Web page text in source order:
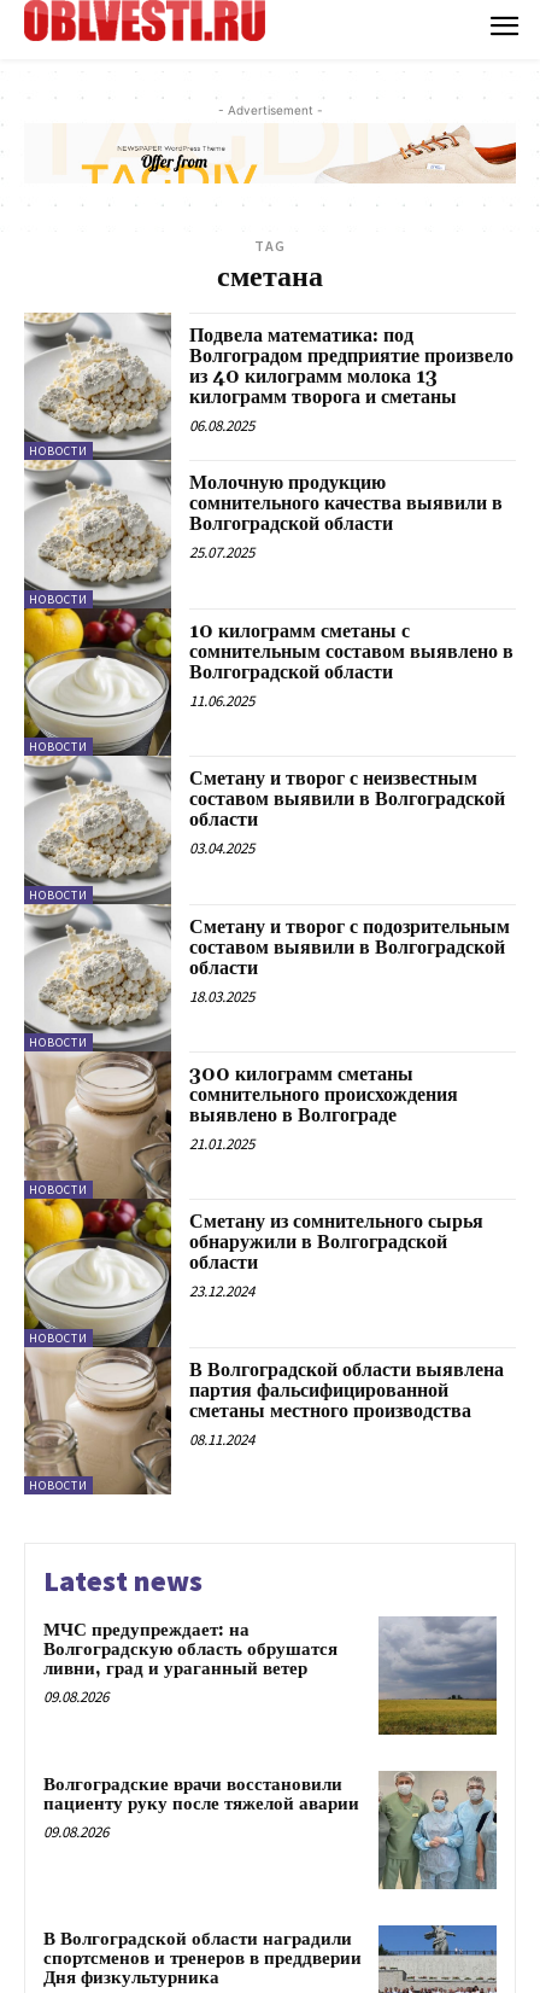
- Advertisement -
TAG
сметана
НОВОСТИ
Подвела математика: под
Волгоградом предприятие произвело
из 40 килограмм молока 13
килограмм творога и сметаны
06.08.2025
НОВОСТИ
Молочную продукцию
сомнительного качества выявили в
Волгоградской области
25.07.2025
НОВОСТИ
10 килограмм сметаны с
сомнительным составом выявлено в
Волгоградской области
11.06.2025
НОВОСТИ
Сметану и творог с неизвестным
составом выявили в Волгоградской
области
03.04.2025
НОВОСТИ
Сметану и творог с подозрительным
составом выявили в Волгоградской
области
18.03.2025
НОВОСТИ
300 килограмм сметаны
сомнительного происхождения
выявлено в Волгограде
21.01.2025
НОВОСТИ
Сметану из сомнительного сырья
обнаружили в Волгоградской
области
23.12.2024
НОВОСТИ
В Волгоградской области выявлена
партия фальсифицированной
сметаны местного производства
08.11.2024
Latest news
МЧС предупреждает: на
Волгоградскую область обрушатся
ливни, град и ураганный ветер
09.08.2026
Волгоградские врачи восстановили
пациенту руку после тяжелой аварии
09.08.2026
В Волгоградской области наградили
спортсменов и тренеров в преддверии
Дня физкультурника